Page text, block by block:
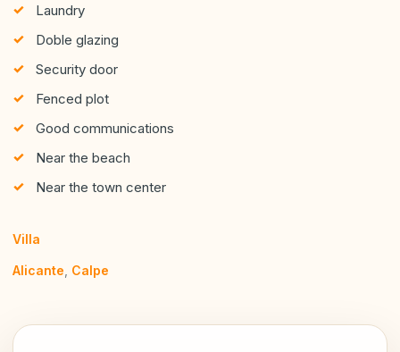
Laundry
Doble glazing
Security door
Fenced plot
Good communications
Near the beach
Near the town center
Villa
Alicante Calpe